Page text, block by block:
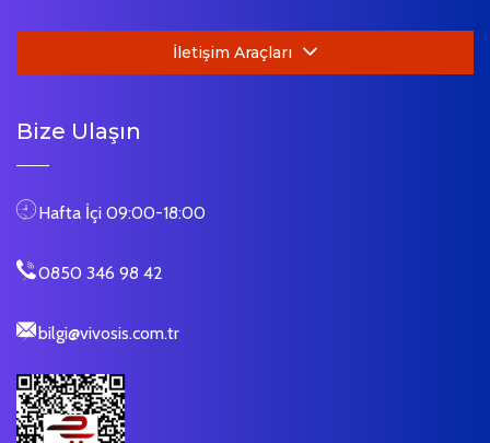
İletişim Araçları
Bize Ulaşın
Hafta İçi 09:00-18:00
0850 346 98 42
bilgi@vivosis.com.tr